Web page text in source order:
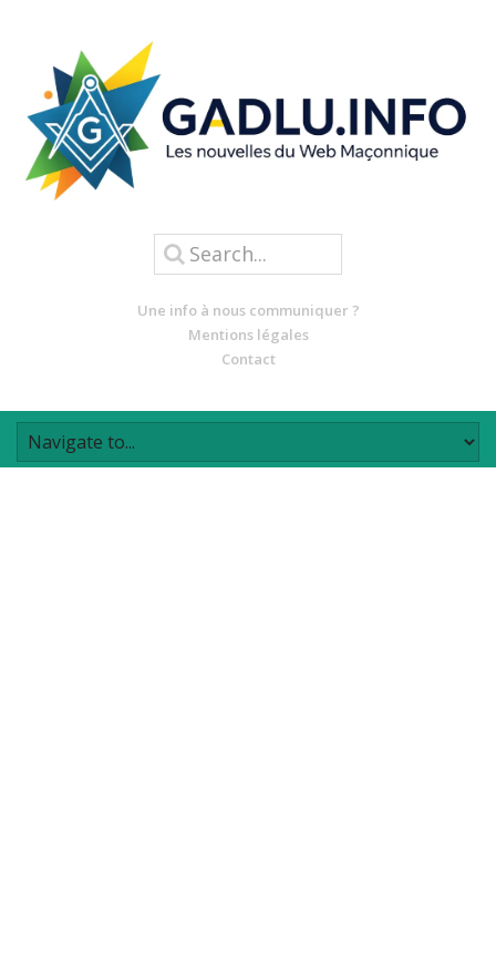
Une info à nous communiquer ?
Mentions légales
Contact